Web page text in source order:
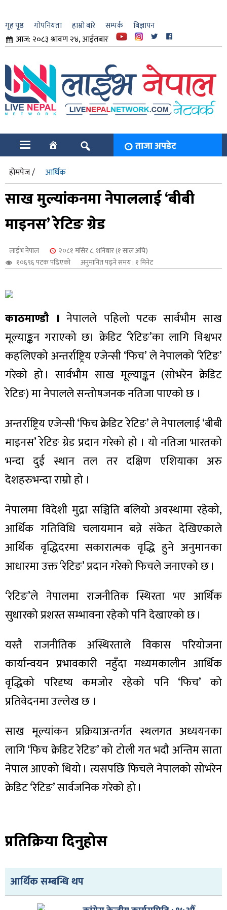
गृह पृष्ठ गोपनियता हाम्रो बारे सम्पर्क बिज्ञापन
आज: २०८३ श्रावण २४, आईतबार
ताजा अपडेट
होमपेज / आर्थिक
साख मुल्यांकनमा नेपाललाई ‘बीबी
माइनस’ रेटिङ ग्रेड
लाईभ नेपाल
२०८१ मंसिर ८, शनिबार (१ साल अघि)
१०६९६ पटक पढिएको
अनुमानित पढ्ने समय : १ मिनेट
काठमाण्डौ । नेपालले पहिलो पटक सार्वभौम साख
मूल्याङ्कन गराएको छ। क्रेडिट ‘रेटिङ’का लागि विश्वभर
कहलिएको अन्तर्राष्ट्रिय एजेन्सी ‘फिच’ ले नेपालको ‘रेटिङ’
गरेको हो । सार्वभौम साख मूल्याङ्कन (सोभरेन क्रेडिट
रेटिङ) मा नेपालले सन्तोषजनक नतिजा पाएको छ ।
अन्तर्राष्ट्रिय एजेन्सी ‘फिच क्रेडिट रेटिङ’ ले नेपाललाई ‘बीबी
माइनस’ रेटिङ ग्रेड प्रदान गरेको हो । यो नतिजा भारतको
भन्दा दुई स्थान तल तर दक्षिण एशियाका अरु
देशहरुभन्दा राम्रो हो ।
नेपालमा विदेशी मुद्रा सञ्चिति बलियो अवस्थामा रहेको,
आर्थिक गतिविधि चलायमान बन्ने संकेत देखिएकाले
आर्थिक वृद्धिदरमा सकारात्मक वृद्धि हुने अनुमानका
आधारमा उक्त ‘रेटिङ’ प्रदान गरेको फिचले जनाएको छ ।
‘रेटिङ’ले नेपालमा राजनीतिक स्थिरता भए आर्थिक
सुधारको प्रशस्त सम्भावना रहेको पनि देखाएको छ ।
यस्तै राजनीतिक अस्थिरताले विकास परियोजना
कार्यान्वयन प्रभावकारी नहुँदा मध्यमकालीन आर्थिक
वृद्धिको परिदृष्य कमजोर रहेको पनि ‘फिच’ को
प्रतिवेदनमा उल्लेख छ ।
साख मूल्यांकन प्रक्रियाअन्तर्गत स्थलगत अध्ययनका
लागि ‘फिच क्रेडिट रेटिङ’ को टोली गत भदौ अन्तिम साता
नेपाल आएको थियो । त्यसपछि फिचले नेपालको सोभरेन
क्रेडिट ‘रेटिङ’ सार्वजनिक गरेको हो ।
प्रतिक्रिया दिनुहोस
आर्थिक सम्बन्धि थप